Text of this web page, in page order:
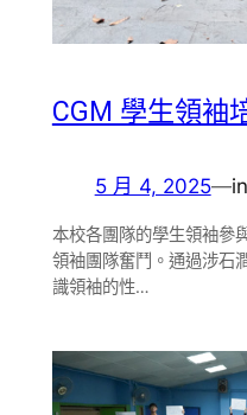
CGM 學生領袖
5 月 4, 2025—in
本校各團隊的學生領袖參
領袖團隊奮鬥。通過涉石
識領袖的性…